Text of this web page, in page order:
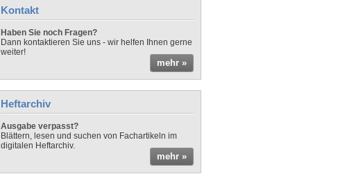
Kontakt
Haben Sie noch Fragen?
Dann kontaktieren Sie uns - wir helfen Ihnen gerne
weiter!
mehr »
Heftarchiv
Ausgabe verpasst?
Blättern, lesen und suchen von Fachartikeln im
digitalen Heftarchiv.
mehr »